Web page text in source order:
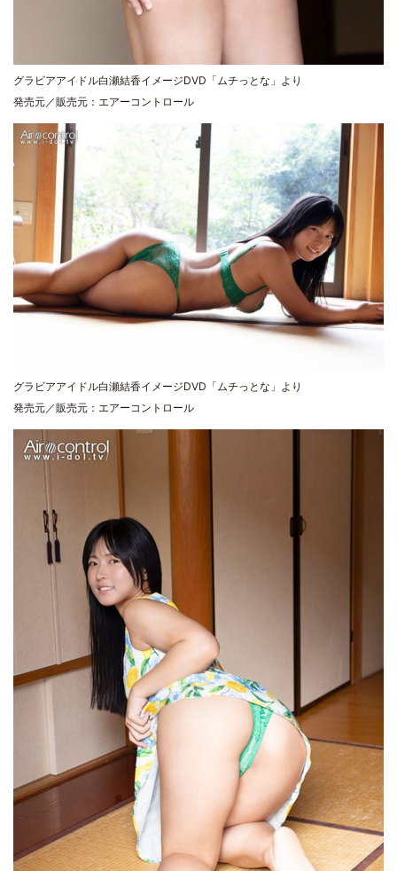
グラビアアイドル白瀬結香イメージDVD「ムチっとな」より
発売元／販売元：エアーコントロール
グラビアアイドル白瀬結香イメージDVD「ムチっとな」より
発売元／販売元：エアーコントロール